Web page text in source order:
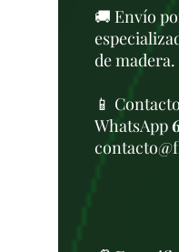
🚚 Envío
de madera.
📱
WhatsApp